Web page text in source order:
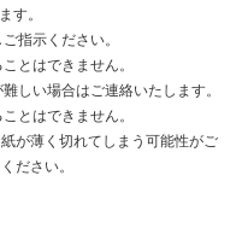
す。
指示ください。
とはできません。
しい場合はご連絡いたします。
とはできません。
が薄く切れてしまう可能性がご
ださい。